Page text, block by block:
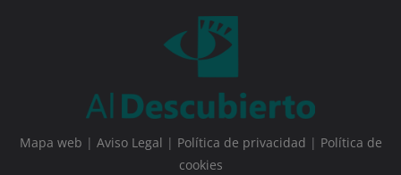
Mapa web | Aviso Legal | Política de privacidad | Política de
cookies